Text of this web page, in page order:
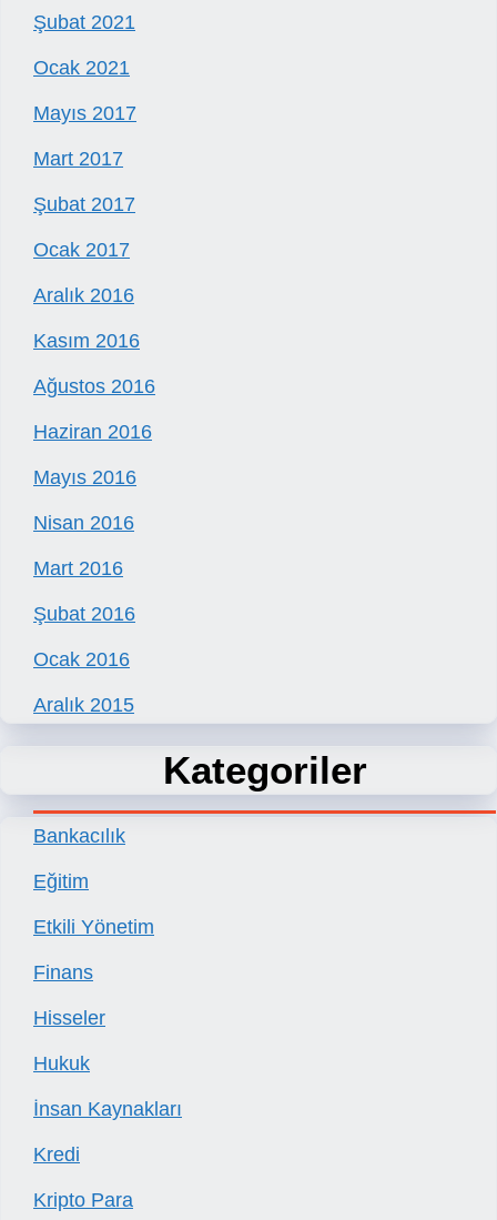
Şubat 2021
Ocak 2021
Mayıs 2017
Mart 2017
Şubat 2017
Ocak 2017
Aralık 2016
Kasım 2016
Ağustos 2016
Haziran 2016
Mayıs 2016
Nisan 2016
Mart 2016
Şubat 2016
Ocak 2016
Aralık 2015
Kategoriler
Bankacılık
Eğitim
Etkili Yönetim
Finans
Hisseler
Hukuk
İnsan Kaynakları
Kredi
Kripto Para